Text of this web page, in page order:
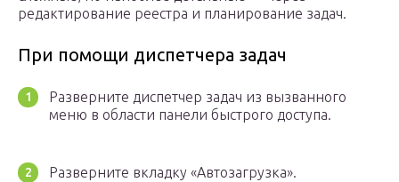
редактирование реестра и планирование задач.
При помощи диспетчера задач
Разверните диспетчер задач из вызванного
меню в области панели быстрого доступа.
Разверните вкладку «Автозагрузка».